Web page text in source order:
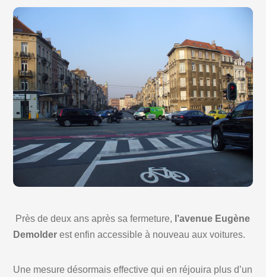
Près de deux ans après sa fermeture, l’avenue Eugène
Demolder est enfin accessible à nouveau aux voitures.
Une mesure désormais effective qui en réjouira plus d’un